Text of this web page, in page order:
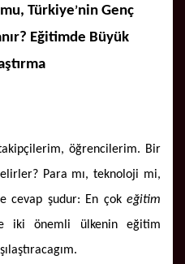
Türkiye’nin Genç
Eğitimde Büyük
öğrencilerim. Bir
Para mı, teknoloji mi,
cevap şudur: En çok eğitim
iki önemli ülkenin eğitim